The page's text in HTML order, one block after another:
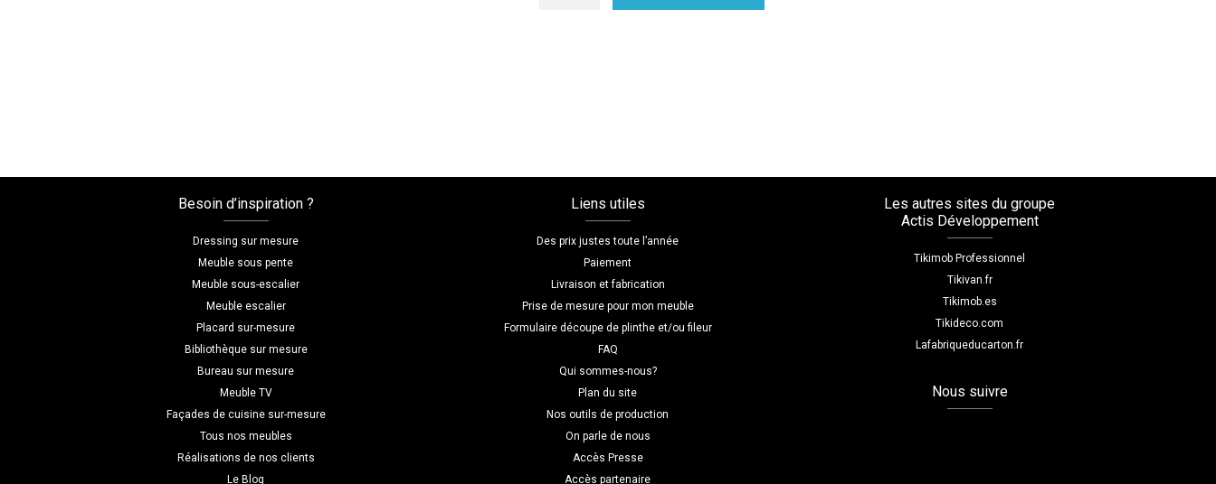
Besoin d’inspiration ?
Dressing sur mesure
Meuble sous pente
Meuble sous-escalier
Meuble escalier
Placard sur-mesure
Bibliothèque sur mesure
Bureau sur mesure
Meuble TV
Façades de cuisine sur-mesure
Tous nos meubles
Réalisations de nos clients
Le Blog
Liens utiles
Des prix justes toute l’année
Paiement
Livraison et fabrication
Prise de mesure pour mon meuble
Formulaire découpe de plinthe et/ou fileur
FAQ
Qui sommes-nous?
Plan du site
Nos outils de production
On parle de nous
Accès Presse
Accès partenaire
Les autres sites du groupe
Actis Développement
Tikimob Professionnel
Tikivan.fr
Tikimob.es
Tikideco.com
Lafabriqueducarton.fr
Nous suivre